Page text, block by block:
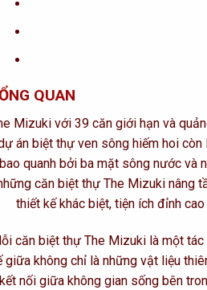
QUAN
Mizuki với 39 căn giới hạn và
án biệt thự ven sông hiếm hoi còn
bao quanh bởi ba mặt sông nước và
căn biệt thự The Mizuki nâng
thiết kế khác biệt, tiện ích đỉnh
căn biệt thự The Mizuki là một tác
giữa không chỉ là những vật liệu
nối giữa không gian sống bên